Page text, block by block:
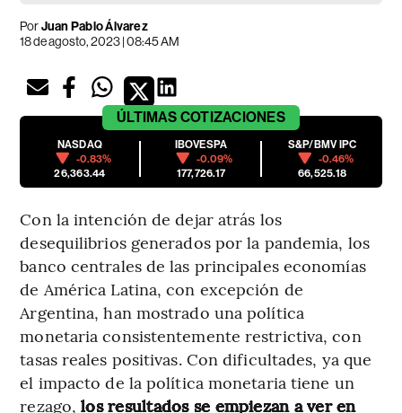
PorJuan Pablo Álvarez
18 de agosto, 2023 | 08:45 AM
ÚLTIMAS COTIZACIONES
NASDAQ
-0.83%
26,363.44
IBOVESPA
-0.09%
177,726.17
S&P/BMV IPC
-0.46%
66,525.18
Con la intención de dejar atrás los
desequilibrios generados por la pandemia, los
banco centrales de las principales economías
de América Latina, con excepción de
Argentina, han mostrado una política
monetaria consistentemente restrictiva, con
tasas reales positivas. Con dificultades, ya que
el impacto de la política monetaria tiene un
rezago,los resultados se empiezan a ver en